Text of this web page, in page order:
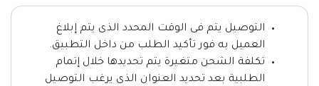
التوصيل يتم فى الوقت المحدد الذى يتم إبلاغ
العميل به فور تأكيد الطلب من داخل التطبيق.
تكلفة الشحن متغيرة يتم تحديدها خلال إتمام
الطلبية بعد تحديد العنوان الذى يرغب التوصيل